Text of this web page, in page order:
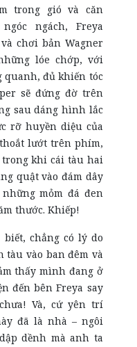
trong gió và căn
ngách, Freya
chơi bản Wagner
lóe chớp, với
quanh, đủ khiến tóc
sẽ đứng đờ trên
sau dáng hình lắc
rỡ huyền diệu của
lướt trên phím,
trong khi cái tàu hai
quật vào đám dây
mỏm đá đen
thước. Khiếp!
chẳng có lý do
tàu vào ban đêm và
thấy mình đang ở
đến bên Freya say
Và, cứ yên trí
đã là nhà – ngôi
dềnh mà anh ta